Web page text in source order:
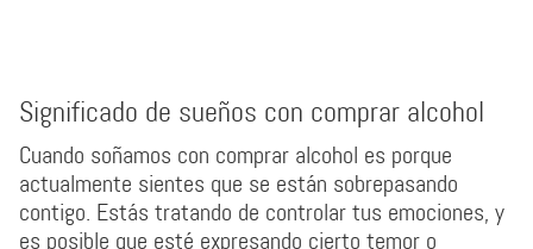
Significado de sueños con comprar alcohol
Cuando soñamos con comprar alcohol es porque
actualmente sientes que se están sobrepasando
contigo. Estás tratando de controlar tus emociones, y
es posible que esté expresando cierto temor o